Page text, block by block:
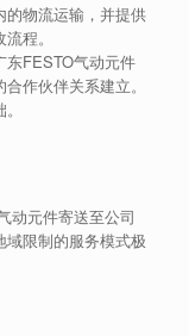
的物流运输，并提供
程。
东FESTO气动元件
作伙伴关系建立。
动元件寄送至公司
限制的服务模式极